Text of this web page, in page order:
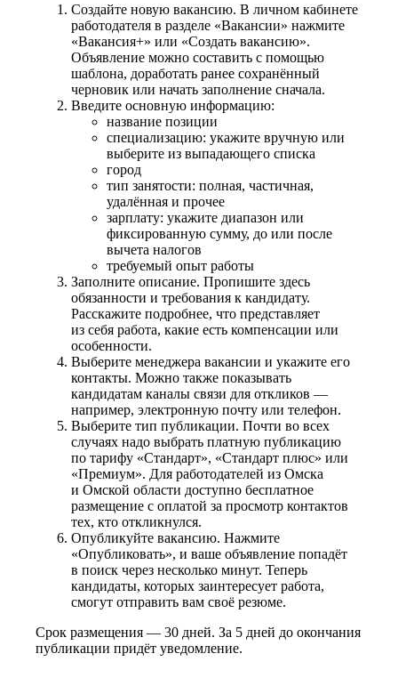
Создайте новую вакансию. В личном кабинете
работодателя в разделе «Вакансии» нажмите
«Вакансия+» или «Создать вакансию».
Объявление можно составить с помощью
шаблона, доработать ранее сохранённый
черновик или начать заполнение сначала.
Введите основную информацию:
название позиции
специализацию: укажите вручную или
выберите из выпадающего списка
город
тип занятости: полная, частичная,
удалённая и прочее
зарплату: укажите диапазон или
фиксированную сумму, до или после
вычета налогов
требуемый опыт работы
Заполните описание. Пропишите здесь
обязанности и требования к кандидату.
Расскажите подробнее, что представляет
из себя работа, какие есть компенсации или
особенности.
Выберите менеджера вакансии и укажите его
контакты. Можно также показывать
кандидатам каналы связи для откликов —
например, электронную почту или телефон.
Выберите тип публикации. Почти во всех
случаях надо выбрать платную публикацию
по тарифу «Стандарт», «Стандарт плюс» или
«Премиум». Для работодателей из Омска
и Омской области доступно бесплатное
размещение с оплатой за просмотр контактов
тех, кто откликнулся.
Опубликуйте вакансию. Нажмите
«Опубликовать», и ваше объявление попадёт
в поиск через несколько минут. Теперь
кандидаты, которых заинтересует работа,
смогут отправить вам своё резюме.
Срок размещения — 30 дней. За 5 дней до окончания
публикации придёт уведомление.